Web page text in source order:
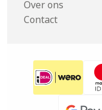
Over ons
Contact